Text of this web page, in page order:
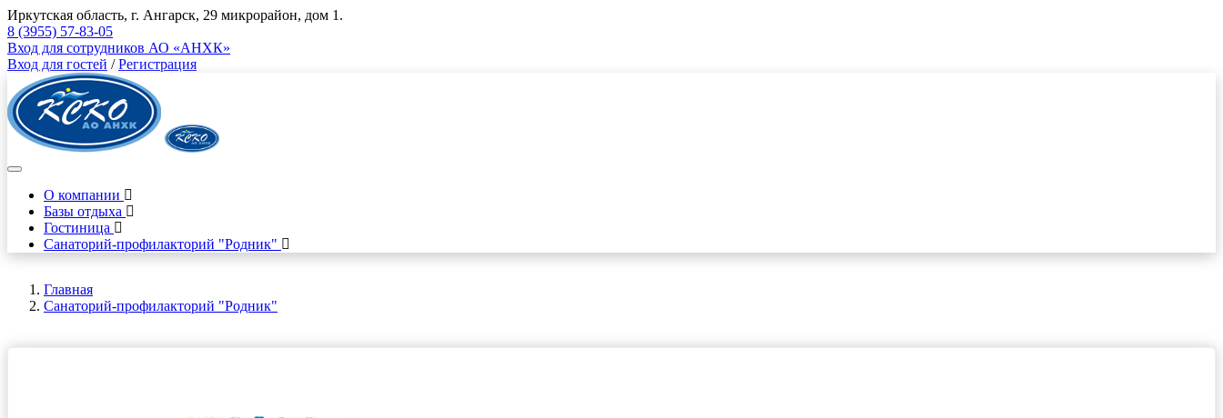
Иркутская область, г. Ангарск, 29 микрорайон, дом 1.
8 (3955) 57-83-05
Вход для сотрудников АО «АНХК»
Вход для гостей /Регистрация
О компании
Базы отдыха
Гостиница
Санаторий-профилакторий "Родник"
Главная
Санаторий-профилакторий "Родник"